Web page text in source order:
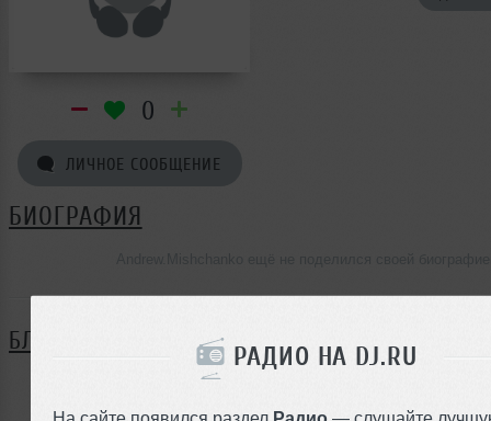
РАДИО НА DJ.RU
На сайте появился раздел Радио — слушайте
0
ЛИЧНОЕ СООБЩЕНИЕ
БИОГРАФИЯ
БЛОГ